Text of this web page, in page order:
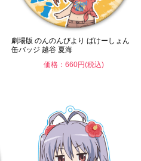
劇場版 のんのんびより ばけーしょん
缶バッジ 越谷 夏海
価格：660円(税込)